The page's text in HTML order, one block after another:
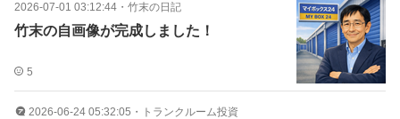
2026-07-01 03:12:44 ・ 竹末の日記
竹末の自画像が完成しました！
5
2026-06-24 05:32:05 ・ トランクルーム投資